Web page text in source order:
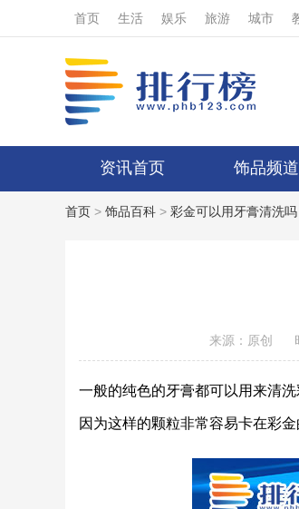
首页 生活 娱乐 旅游 城市
资讯首页 饰品频道
首页 > 饰品百科 > 彩金可以用牙膏清洗吗
来源：原创
一般的纯色的牙膏都可以用来清
因为这样的颗粒非常容易卡在彩